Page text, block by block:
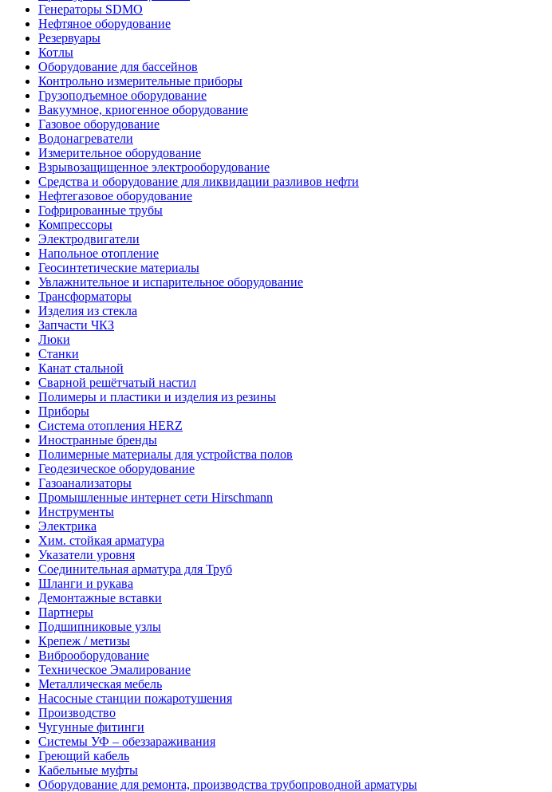
Генераторы SDMO
Нефтяное оборудование
Резервуары
Котлы
Оборудование для бассейнов
Контрольно измерительные приборы
Грузоподъемное оборудование
Вакуумное, криогенное оборудование
Газовое оборудование
Водонагреватели
Измерительное оборудование
Взрывозащищенное электрооборудование
Средства и оборудование для ликвидации разливов нефти
Нефтегазовое оборудование
Гофрированные трубы
Компрессоры
Электродвигатели
Напольное отопление
Геосинтетические материалы
Увлажнительное и испарительное оборудование
Трансформаторы
Изделия из стекла
Запчасти ЧКЗ
Люки
Станки
Канат стальной
Сварной решётчатый настил
Полимеры и пластики и изделия из резины
Приборы
Система отопления HERZ
Иностранные бренды
Полимерные материалы для устройства полов
Геодезическое оборудование
Газоанализаторы
Промышленные интернет сети Hirschmann
Инструменты
Электрика
Хим. стойкая арматура
Указатели уровня
Соединительная арматура для Труб
Шланги и рукава
Демонтажные вставки
Партнеры
Подшипниковые узлы
Крепеж / метизы
Виброоборудование
Техническое Эмалирование
Металлическая мебель
Насосные станции пожаротушения
Производство
Чугунные фитинги
Системы УФ – обеззараживания
Греющий кабель
Кабельные муфты
Оборудование для ремонта, производства трубопроводной арматуры